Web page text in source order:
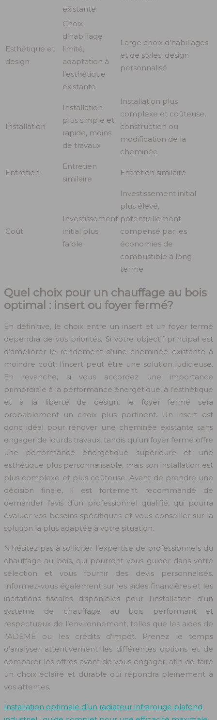
existante
Esthétique et
design
Choix
d’habillage
limité,
adaptation à
l’esthétique
existante
Large choix d’habillages
et de styles, design
personnalisé
Installation
Installation
plus simple et
rapide, moins
de travaux
Installation plus
complexe et coûteuse,
construction ou
modification de la
cheminée
Entretien
Entretien
similaire
Entretien similaire
Coût
Investissement
initial plus
faible
Investissement initial
plus élevé,
potentiellement
compensé par les
économies de
combustible à long
terme
Quel choix pour un chauffage au bois
optimal : insert ou foyer fermé?
En définitive, le choix entre un insert et un foyer fermé
dépendra de vos priorités. Si votre objectif principal est
d’améliorer le rendement d’une cheminée existante à
moindre coût, l’insert peut être une solution judicieuse.
En revanche, si vous accordez une importance
primordiale à la performance énergétique, à l’esthétique
et à la liberté de design, le foyer fermé sera
probablement un choix plus pertinent. Un insert est
donc idéal pour rénover une cheminée existante sans
engager de lourds travaux, tandis qu’un foyer fermé offre
une performance énergétique supérieure et une
esthétique plus personnalisable, mais son installation est
plus complexe et plus coûteuse. Avant de prendre une
décision finale, il est fortement recommandé de
demander l’avis d’un professionnel qualifié, qui pourra
évaluer vos besoins spécifiques et vous conseiller sur la
solution la plus adaptée à votre situation.
N’hésitez pas à solliciter l’expertise de professionnels du
chauffage au bois, qui pourront vous guider dans votre
sélection et vous fournir des devis personnalisés.
Informez-vous également sur les aides financières et les
incitations fiscales disponibles pour l’installation d’un
système de chauffage au bois performant et
respectueux de l’environnement, telles que les aides de
l’ADEME ou les crédits d’impôt. Prenez le temps
d’analyser attentivement les différentes options et de
comparer les offres avant de vous engager, afin de faire
un choix éclairé et durable qui répondra pleinement à
vos attentes.
Installation optimale d’un radiateur infrarouge plafond